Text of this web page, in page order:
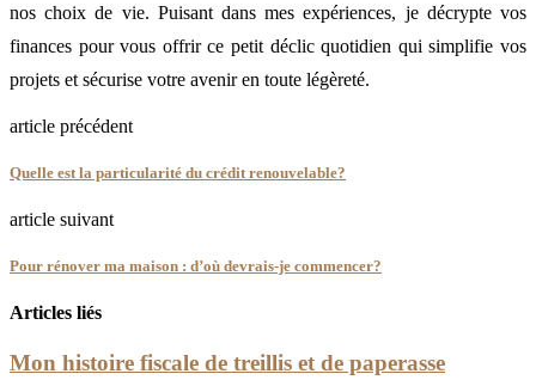
nos choix de vie. Puisant dans mes expériences, je décrypte vos
finances pour vous offrir ce petit déclic quotidien qui simplifie vos
projets et sécurise votre avenir en toute légèreté.
article précédent
Quelle est la particularité du crédit renouvelable?
article suivant
Pour rénover ma maison : d’où devrais-je commencer?
Articles liés
Mon histoire fiscale de treillis et de paperasse